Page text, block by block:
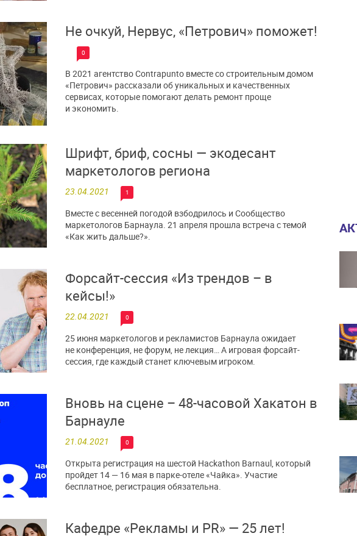
Не очкуй, Нервус, «Петрович» поможет!
0
В 2021 агентство Contrapunto вместе со строительным домом
«Петрович» рассказали об уникальных и качественных
сервисах, которые помогают делать ремонт проще
и экономить.
Шрифт, бриф, сосны — экодесант
маркетологов региона
23.04.2021 1
Вместе с весенней погодой взбодрилось и Сообщество
маркетологов Барнаула. 21 апреля прошла встреча с темой
«Как жить дальше?».
Форсайт-сессия «Из трендов – в
кейсы!»
22.04.2021 0
25 июня маркетологов и рекламистов Барнаула ожидает
не конференция, не форум, не лекция… А игровая форсайт-
сессия, где каждый станет ключевым игроком.
Вновь на сцене – 48-часовой Хакатон в
Барнауле
21.04.2021 0
Открыта регистрация на шестой Hackathon Barnaul, который
пройдет 14 — 16 мая в парке-отеле «Чайка». Участие
бесплатное, регистрация обязательна.
Кафедре «Рекламы и PR» — 25 лет!